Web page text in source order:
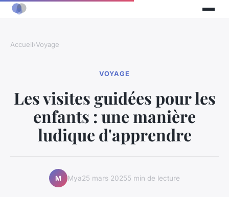
Accueil›Voyage
VOYAGE
Les visites guidées pour les
enfants : une manière
ludique d'apprendre
M Mya25 mars 20255 min de lecture